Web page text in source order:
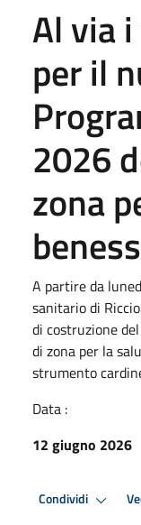
Al via
per il
2026
zona
A partire da
sanitario di
di costruzione
di zona per la
strumento
Data :
12 giugno 2026
Condividi